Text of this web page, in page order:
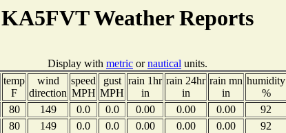
KA5FVT Weather Reports
Display with metric ornautical units.
temp
F
wind
direction
speed
MPH
gust
MPH
rain 1hr
in
rain 24hr
in
rain mn
in
humidity
%
80 149 0.0 0.0 0.00 0.00 0.00 92
80 149 0.0 0.0 0.00 0.00 0.00 92